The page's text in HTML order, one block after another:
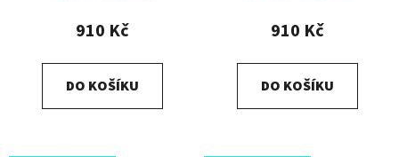
910 Kč
DO KOŠÍKU
910 Kč
DO KOŠÍKU